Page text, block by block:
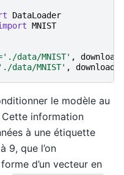
DataLoader
MNIST
'./data/MNIST' , download
'./data/MNIST' , download
le modèle au
Cette information
à une étiquette
9, que l’on
d’un vecteur en